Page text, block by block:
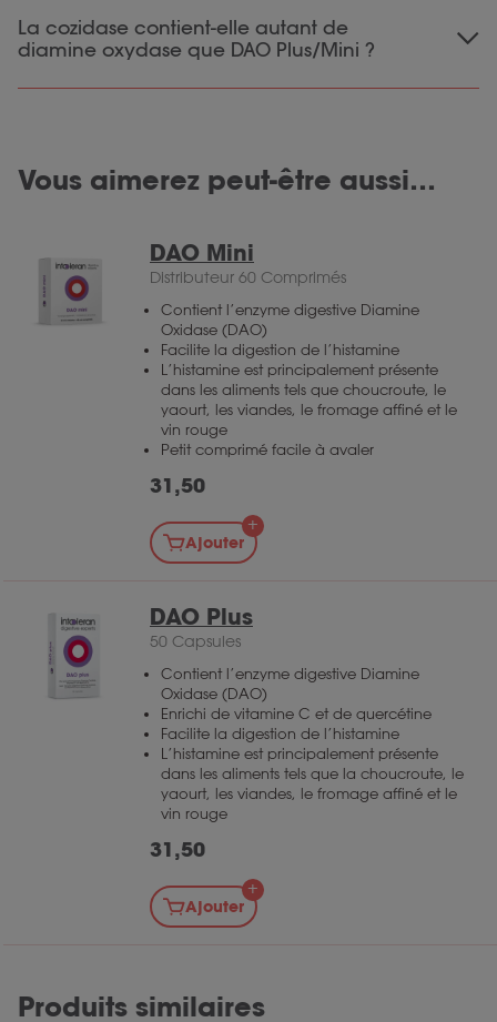
cuivre et en zinc. La prise de Cozidase à jeun
peut provoquer des nausées. Nous
recommandons donc de toujours prendre les
2.
La cozidase contient-elle autant de
diamine oxydase que DAO Plus/Mini ?
Vous aimerez peut-être aussi…
DAO Mini
Distributeur 60 Comprimés
Contient l’enzyme digestive Diamine
Oxidase (DAO)
Facilite la digestion de l’histamine
L’histamine est principalement présente
dans les aliments tels que choucroute, le
yaourt, les viandes, le fromage affiné et le
vin rouge
Petit comprimé facile à avaler
31,50
Ajouter
DAO Plus
50 Capsules
Contient l’enzyme digestive Diamine
Oxidase (DAO)
Enrichi de vitamine C et de quercétine
Facilite la digestion de l’histamine
L’histamine est principalement présente
dans les aliments tels que la choucroute, le
yaourt, les viandes, le fromage affiné et le
vin rouge
31,50
Ajouter
Produits similaires